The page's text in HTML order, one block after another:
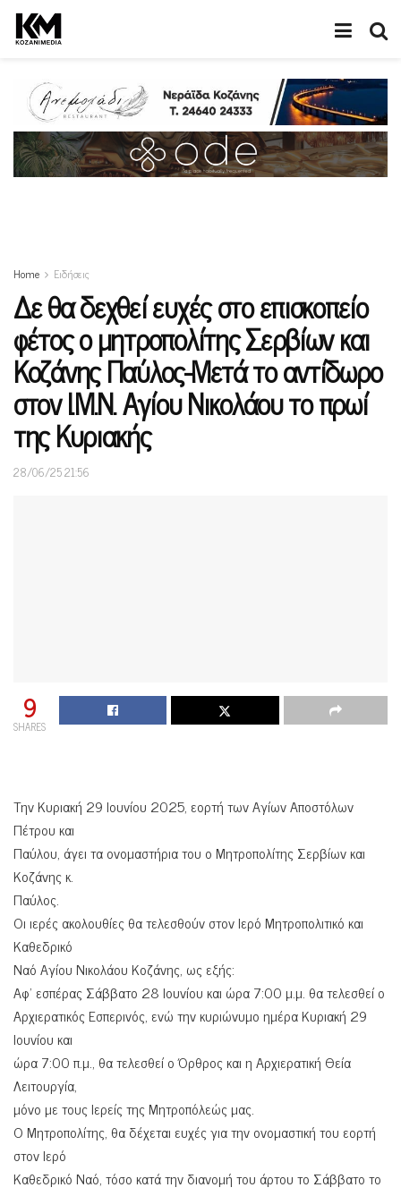
Home Ειδήσεις
Δε θα δεχθεί ευχές στο επισκοπείο
φέτος ο μητροπολίτης Σερβίων και
Κοζάνης Παύλος-Μετά το αντίδωρο
στον Ι.Μ.Ν. Αγίου Νικολάου το πρωί
της Κυριακής
28/06/25 21:56
9
SHARES
Την Κυριακή 29 Ιουνίου 2025, εορτή των Αγίων Αποστόλων
Πέτρου και
Παύλου, άγει τα ονομαστήρια του ο Μητροπολίτης Σερβίων και
Κοζάνης κ.
Παύλος.
Οι ιερές ακολουθίες θα τελεσθούν στον Ιερό Μητροπολιτικό και
Καθεδρικό
Ναό Αγίου Νικολάου Κοζάνης, ως εξής:
Αφ’ εσπέρας Σάββατο 28 Ιουνίου και ώρα 7:00 μ.μ. θα τελεσθεί ο
Αρχιερατικός Εσπερινός, ενώ την κυριώνυμο ημέρα Κυριακή 29
Ιουνίου και
ώρα 7:00 π.μ., θα τελεσθεί ο Όρθρος και η Αρχιερατική Θεία
Λειτουργία,
μόνο με τους Ιερείς της Μητροπόλεώς μας.
Ο Μητροπολίτης, θα δέχεται ευχές για την ονομαστική του εορτή
στον Ιερό
Καθεδρικό Ναό, τόσο κατά την διανομή του άρτου το Σάββατο το